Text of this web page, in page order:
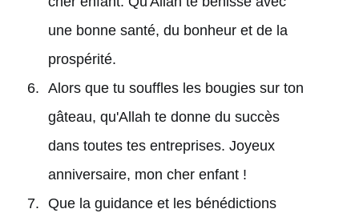
une bonne santé, du bonheur et de la
prospérité.
Alors que tu souffles les bougies sur ton
gâteau, qu'Allah te donne du succès
dans toutes tes entreprises. Joyeux
anniversaire, mon cher enfant !
Que la guidance et les bénédictions